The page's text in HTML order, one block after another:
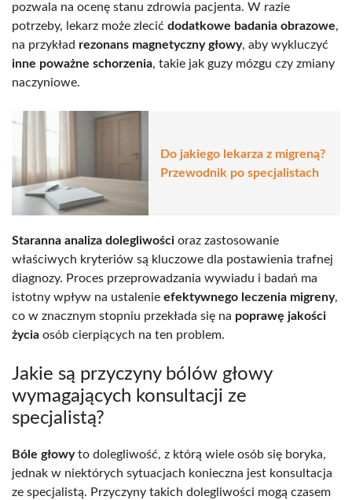
pozwala na ocenę stanu zdrowia pacjenta. W razie
potrzeby, lekarz może zlecić dodatkowe badania obrazowe,
na przykład rezonans magnetyczny głowy, aby wykluczyć
inne poważne schorzenia, takie jak guzy mózgu czy zmiany
naczyniowe.
Do jakiego lekarza z migreną?
Przewodnik po specjalistach
Staranna analiza dolegliwości oraz zastosowanie
właściwych kryteriów są kluczowe dla postawienia trafnej
diagnozy. Proces przeprowadzania wywiadu i badań ma
istotny wpływ na ustalenie efektywnego leczenia migreny,
co w znacznym stopniu przekłada się na poprawę jakości
życia osób cierpiących na ten problem.
Jakie są przyczyny bólów głowy
wymagających konsultacji ze
specjalistą?
Bóle głowyto dolegliwość, z którą wiele osób się boryka,
jednak w niektórych sytuacjach konieczna jest konsultacja
ze specjalistą. Przyczyny takich dolegliwości mogą czasem